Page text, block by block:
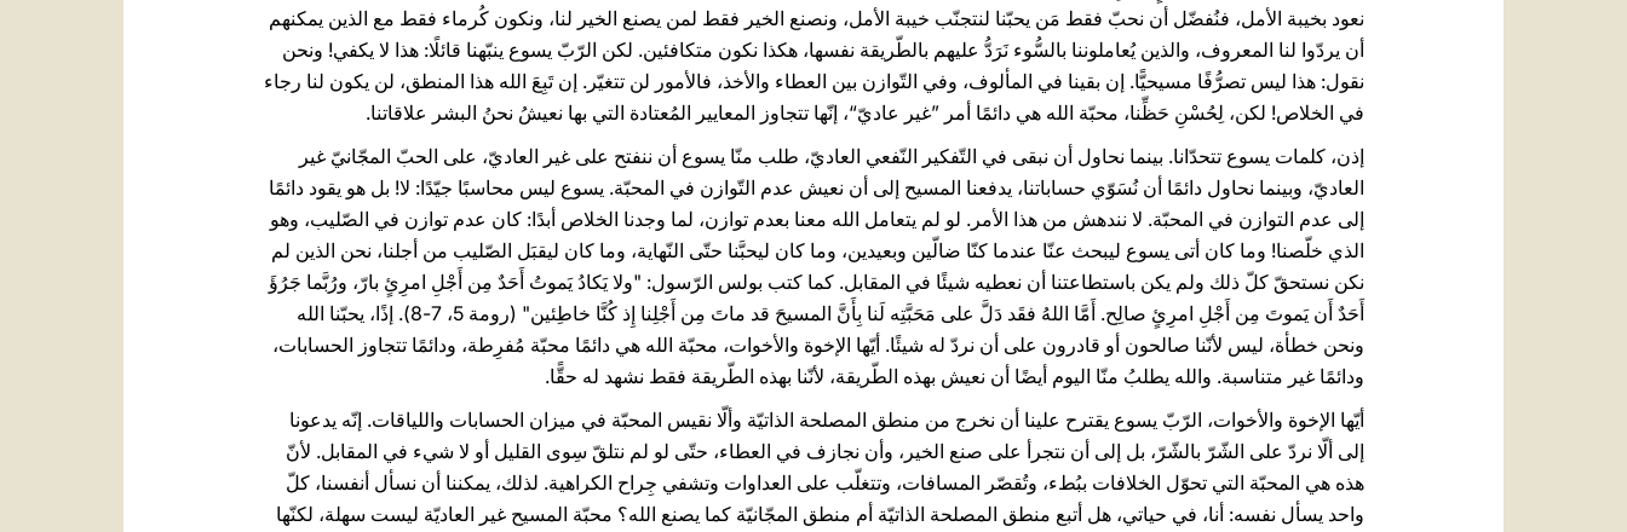
نعود بخيبة الأمل، فنُفضّل أن نحبّ فقط مَن يحبّنا لنتجنّب خيبة الأمل، ونصنع الخير فقط لمن يصنع الخير لنا، ونكون كُرماء فقط مع الذين يمكنهم
أن يردّوا لنا المعروف، والذين يُعاملوننا بالسُّوء نَرَدُّ عليهم بالطّريقة نفسها، هكذا نكون متكافئين. لكن الرّبّ يسوع ينبّهنا قائلًا: هذا لا يكفي! ونحن
نقول: هذا ليس تصرُّفًا مسيحيًّا. إن بقينا في المألوف، وفي التّوازن بين العطاء والأخذ، فالأمور لن تتغيّر. إن تَبِعَ الله هذا المنطق، لن يكون لنا رجاء
في الخلاص! لكن، لِحُسْنِ حَظِّنا، محبّة الله هي دائمًا أمر ”غير عاديّ“، إنّها تتجاوز المعايير المُعتادة التي بها نعيشُ نحنُ البشر علاقاتنا.
إذن، كلمات يسوع تتحدّانا. بينما نحاول أن نبقى في التّفكير النّفعي العاديّ، طلب منّا يسوع أن ننفتح على غير العاديّ، على الحبّ المجّانيّ غير
العاديّ، وبينما نحاول دائمًا أن نُسَوّي حساباتنا، يدفعنا المسيح إلى أن نعيش عدم التّوازن في المحبّة. يسوع ليس محاسبًا جيّدًا: لا! بل هو يقود دائمًا
إلى عدم التوازن في المحبّة. لا نندهش من هذا الأمر. لو لم يتعامل الله معنا بعدم توازن، لما وجدنا الخلاص أبدًا: كان عدم توازن في الصّليب، وهو
الذي خلّصنا! وما كان أتى يسوع ليبحث عنّا عندما كنّا ضالّين وبعيدين، وما كان ليحبَّنا حتّى النّهاية، وما كان ليقبَل الصّليب من أجلنا، نحن الذين لم
نكن نستحقّ كلّ ذلك ولم يكن باستطاعتنا أن نعطيه شيئًا في المقابل. كما كتب بولس الرّسول: "ولا يَكادُ يَموتُ أَحَدٌ مِن أَجْلِ امرِئٍ بارّ، ورُبَّما جَرُؤَ
أَحَدٌ أَن يَموتَ مِن أَجْلِ امرِئٍ صالِح. أَمَّا اللهُ فقَد دَلَّ على مَحَبَّتِه لَنا بِأَنَّ المسيحَ قد ماتَ مِن أَجْلِنا إِذ كُنَّا خاطِئين" (رومة 5، 7-8). إذًا، يحبّنا الله
ونحن خطأة، ليس لأنّنا صالحون أو قادرون على أن نردّ له شيئًا. أيّها الإخوة والأخوات، محبّة الله هي دائمًا محبّة مُفرِطة، ودائمًا تتجاوز الحسابات،
ودائمًا غير متناسبة. والله يطلبُ منّا اليوم أيضًا أن نعيش بهذه الطّريقة، لأنّنا بهذه الطّريقة فقط نشهد له حقًّا.
أيّها الإخوة والأخوات، الرّبّ يسوع يقترح علينا أن نخرج من منطق المصلحة الذاتيّة وألّا نقيس المحبّة في ميزان الحسابات واللياقات. إنّه يدعونا
إلى ألّا نردّ على الشّرّ بالشّرّ، بل إلى أن نتجرأ على صنع الخير، وأن نجازف في العطاء، حتّى لو لم نتلقّ سِوى القليل أو لا شيء في المقابل. لأنّ
هذه هي المحبّة التي تحوّل الخلافات ببُطء، وتُقصّر المسافات، وتتغلّب على العداوات وتشفي جِراح الكراهية. لذلك، يمكننا أن نسأل أنفسنا، كلّ
واحد يسأل نفسه: أنا، في حياتي، هل أتبع منطق المصلحة الذاتيّة أم منطق المجّانيّة كما يصنع الله؟ محبّة المسيح غير العاديّة ليست سهلة، لكنّها